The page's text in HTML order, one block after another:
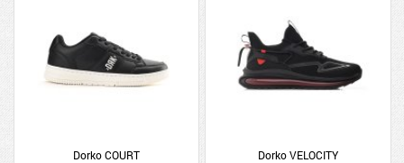
Dorko COURT Dorko VELOCITY